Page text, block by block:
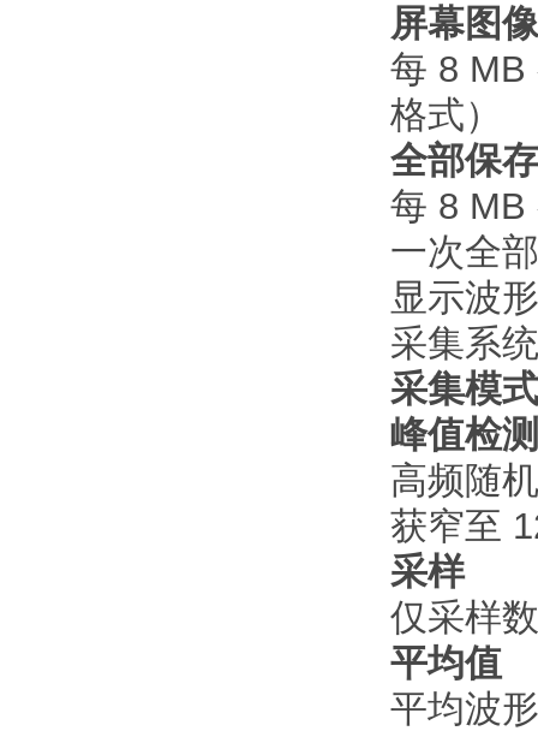
屏幕图
每 8 MB
格式）
全部保
每 8 MB
一次全
显示波
采集系统
采集模式
峰值检测
高频随
获窄至
采样
仅采样
平均值
平均波